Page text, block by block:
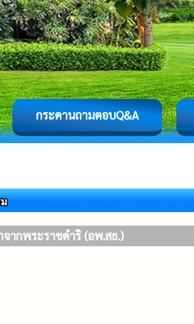
กระดานถามตอบQ&A
ากพระราชดำริ (อพ.สธ.)